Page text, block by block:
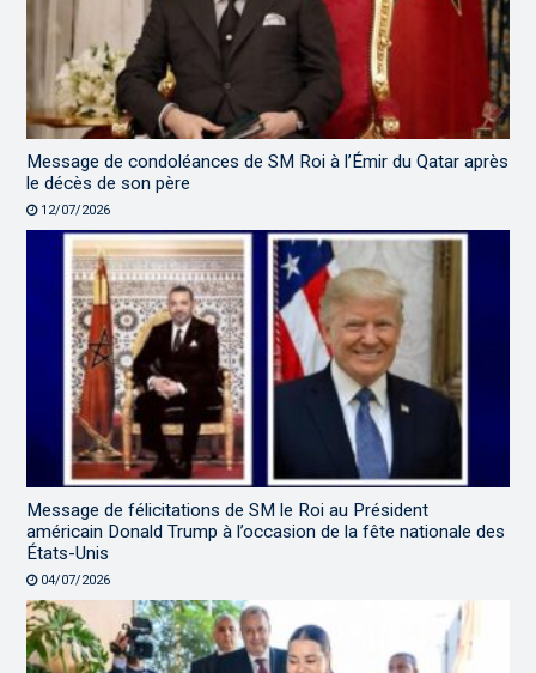
Message de condoléances de SM Roi à l’Émir du Qatar après
le décès de son père
12/07/2026
Message de félicitations de SM le Roi au Président
américain Donald Trump à l’occasion de la fête nationale des
États-Unis
04/07/2026